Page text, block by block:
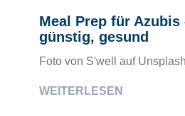
Meal Prep für Azubis
günstig, gesund
Foto von S'well auf Unsplash
WEITERLESEN